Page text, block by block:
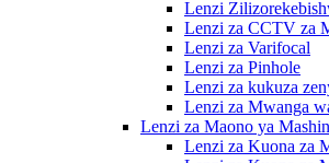
Lenzi
Lenzi za CCTV za
Lenzi za Varifocal
Lenzi za Pinhole
Lenzi za kukuza
Lenzi za Mwanga
Lenzi za Maono ya
Lenzi za Kuona za